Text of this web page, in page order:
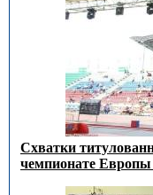
Схватки
чемпионате